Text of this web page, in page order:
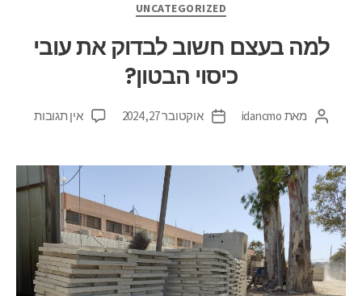
UNCATEGORIZED
למה בעצם חשוב לבדוק את עובי
כיסוי הבטון?
מאת idancmo אוקטובר 27, 2024 אין תגובות